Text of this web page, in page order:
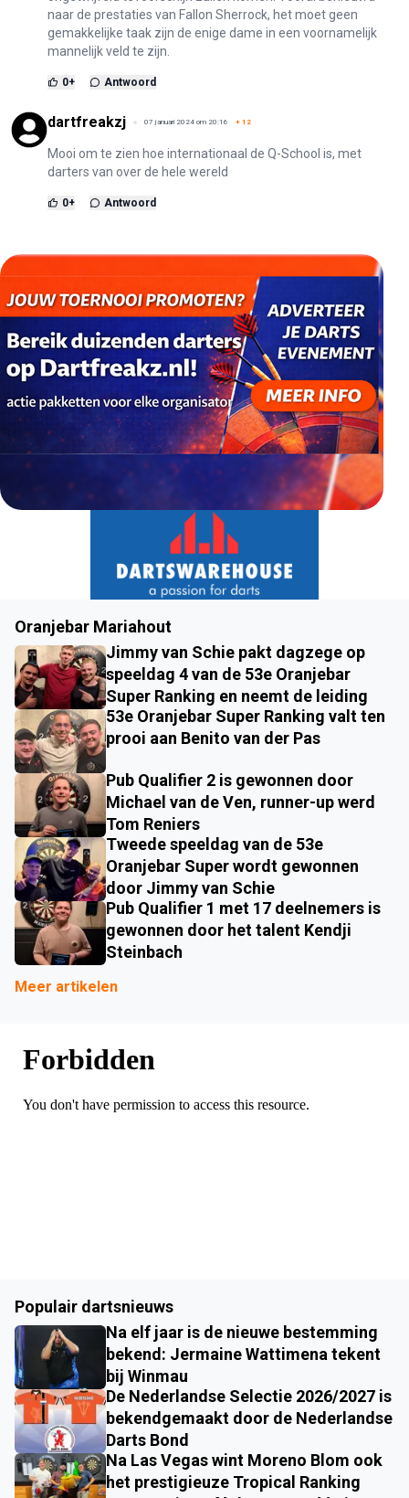
naar de prestaties van Fallon Sherrock, het moet geen
gemakkelijke taak zijn de enige dame in een voornamelijk
mannelijk veld te zijn.
0+ Antwoord
dartfreakzj 07 januari 2024 om 20:16 + 12
Mooi om te zien hoe internationaal de Q-School is, met
darters van over de hele wereld
0+ Antwoord
Oranjebar Mariahout
Jimmy van Schie pakt dagzege op
speeldag 4 van de 53e Oranjebar
Super Ranking en neemt de leiding
53e Oranjebar Super Ranking valt ten
prooi aan Benito van der Pas
Pub Qualifier 2 is gewonnen door
Michael van de Ven, runner-up werd
Tom Reniers
Tweede speeldag van de 53e
Oranjebar Super wordt gewonnen
door Jimmy van Schie
Pub Qualifier 1 met 17 deelnemers is
gewonnen door het talent Kendji
Steinbach
Meer artikelen
Populair dartsnieuws
Na elf jaar is de nieuwe bestemming
bekend: Jermaine Wattimena tekent
bij Winmau
De Nederlandse Selectie 2026/2027 is
bekendgemaakt door de Nederlandse
Darts Bond
Na Las Vegas wint Moreno Blom ook
het prestigieuze Tropical Ranking